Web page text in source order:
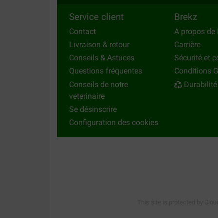
Service client
Contact
Livraison & retour
Conseils & Astuces
Questions fréquentes
Conseils de notre
veterinaire
Se désinscrire
Configuration des cookies
Brekz
A propos de
Carrière
Sécurité et
Conditions
Durabilité